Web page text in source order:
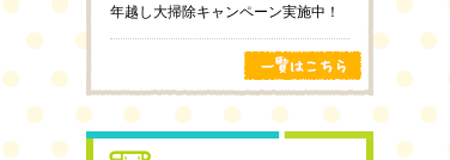
年越し大掃除キャンペーン実施中！